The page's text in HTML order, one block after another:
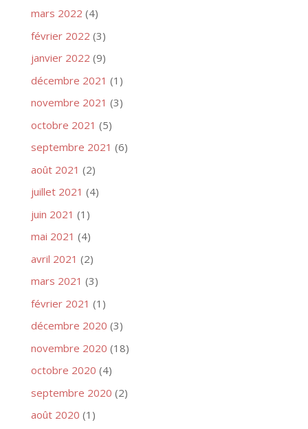
mars 2022 (4)
février 2022 (3)
janvier 2022 (9)
décembre 2021 (1)
novembre 2021 (3)
octobre 2021 (5)
septembre 2021 (6)
août 2021 (2)
juillet 2021 (4)
juin 2021 (1)
mai 2021 (4)
avril 2021 (2)
mars 2021 (3)
février 2021 (1)
décembre 2020 (3)
novembre 2020 (18)
octobre 2020 (4)
septembre 2020 (2)
août 2020 (1)